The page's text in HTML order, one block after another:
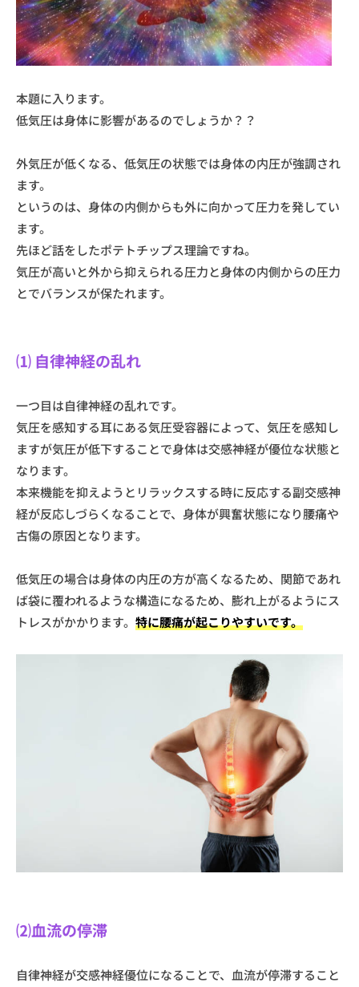
本題に入ります。
低気圧は身体に影響があるのでしょうか？？
外気圧が低くなる、低気圧の状態では身体の内圧が強調され
ます。
というのは、身体の内側からも外に向かって圧力を発してい
ます。
先ほど話をしたポテトチップス理論ですね。
気圧が高いと外から抑えられる圧力と身体の内側からの圧力
とでバランスが保たれます。
⑴ 自律神経の乱れ
一つ目は自律神経の乱れです。
気圧を感知する耳にある気圧受容器によって、気圧を感知し
ますが気圧が低下することで身体は交感神経が優位な状態と
なります。
本来機能を抑えようとリラックスする時に反応する副交感神
経が反応しづらくなることで、身体が興奮状態になり腰痛や
古傷の原因となります。
低気圧の場合は身体の内圧の方が高くなるため、関節であれ
ば袋に覆われるような構造になるため、膨れ上がるようにス
トレスがかかります。 特に腰痛が起こりやすいです。
⑵血流の停滞
自律神経が交感神経優位になることで、血流が停滞すること